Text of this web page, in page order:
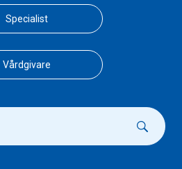
Specialist
Vårdgivare